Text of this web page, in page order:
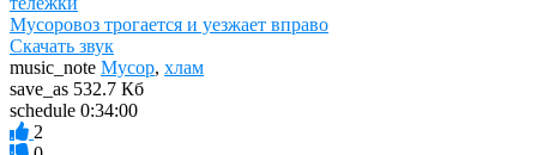
Мусоровоз трогается и уезжает вправо
Скачать звук
music_note Мусор, хлам
save_as 532.7 Кб
schedule 0:34:00
2